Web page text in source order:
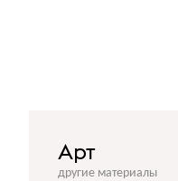
Арт
другие материалы